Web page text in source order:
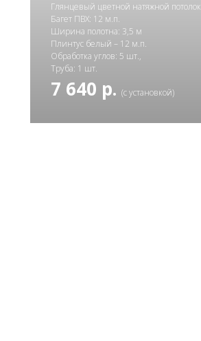
Глянцевый цветной натяжной потолок
Багет ПВХ: 12 м.п.
Ширина полотна: 3,5 м
Плинтус белый – 12 м.п.
Обработка углов: 5 шт.,
Труба: 1 шт.
7 640 р. (с установкой)